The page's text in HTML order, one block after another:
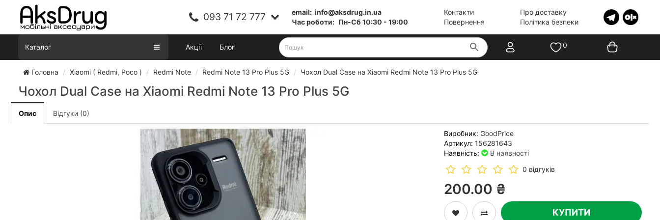
093 71 72 777 email: info@aksdrug.in.ua
Час роботи: Пн-Cб 10:30 - 19:00
Контакти
Повернення
Про доставку
Політика безпеки
Каталог Акції Блог 0
Головна Xiaomi ( Redmi, Poco ) Redmi Note Redmi Note 13 Pro Plus 5G Чохол Dual Case на Xiaomi Redmi Note 13 Pro Plus 5G
Чохол Dual Case на Xiaomi Redmi Note 13 Pro Plus 5G
Опис Відгуки (0)
Виробник: GoodPrice
Артикул: 156281643
Наявність:
В наявності
0 відгуків
200.00 ₴
КУПИТИ